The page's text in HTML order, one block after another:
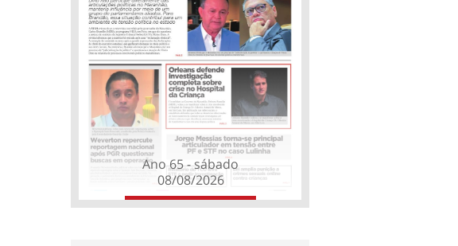
Ano 65 - sábado
08/08/2026